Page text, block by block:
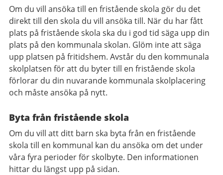
Om du vill ansöka till en fristående skola gör du det
direkt till den skola du vill ansöka till. När du har fått
plats på fristående skola ska du i god tid säga upp din
plats på den kommunala skolan. Glöm inte att säga
upp platsen på fritidshem. Avstår du den kommunala
skolplatsen för att du byter till en fristående skola
förlorar du din nuvarande kommunala skolplacering
och måste ansöka på nytt.
Byta från fristående skola
Om du vill att ditt barn ska byta från en fristående
skola till en kommunal kan du ansöka om det under
våra fyra perioder för skolbyte. Den informationen
hittar du längst upp på sidan.